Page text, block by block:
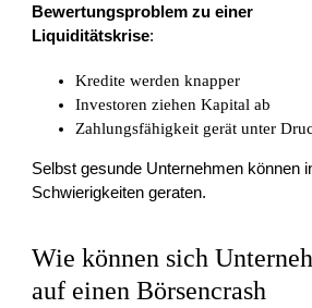
Bewertungsproblem zu einer
Liquiditätskrise:
Kredite werden knapper
Investoren ziehen Kapital ab
Zahlungsfähigkeit gerät unter
Selbst gesunde Unternehmen können
Schwierigkeiten geraten.
Wie können sich
auf einen Börsencrash